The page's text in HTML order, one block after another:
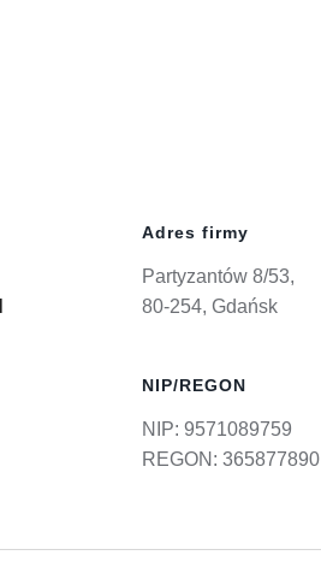
Adres firmy
Partyzantów 8/53,
80-254, Gdańsk
NIP/REGON
NIP: 9571089759
REGON: 365877890